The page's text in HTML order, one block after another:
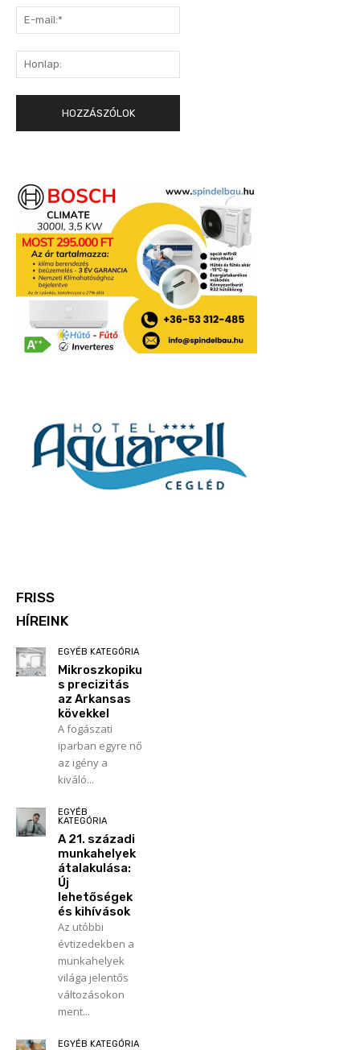
mail:*
FRISS
HÍREINK
EGYÉB KATEGÓRIA
Mikroszkopiku
s precizitás
az Arkansas
kövekkel
A fogászati
iparban egyre nő
az igény a
kiváló...
EGYÉB
KATEGÓRIA
A 21. századi
munkahelyek
átalakulása:
Új
lehetőségek
és kihívások
Az utóbbi
évtizedekben a
munkahelyek
világa jelentős
változásokon
ment...
EGYÉB KATEGÓRIA